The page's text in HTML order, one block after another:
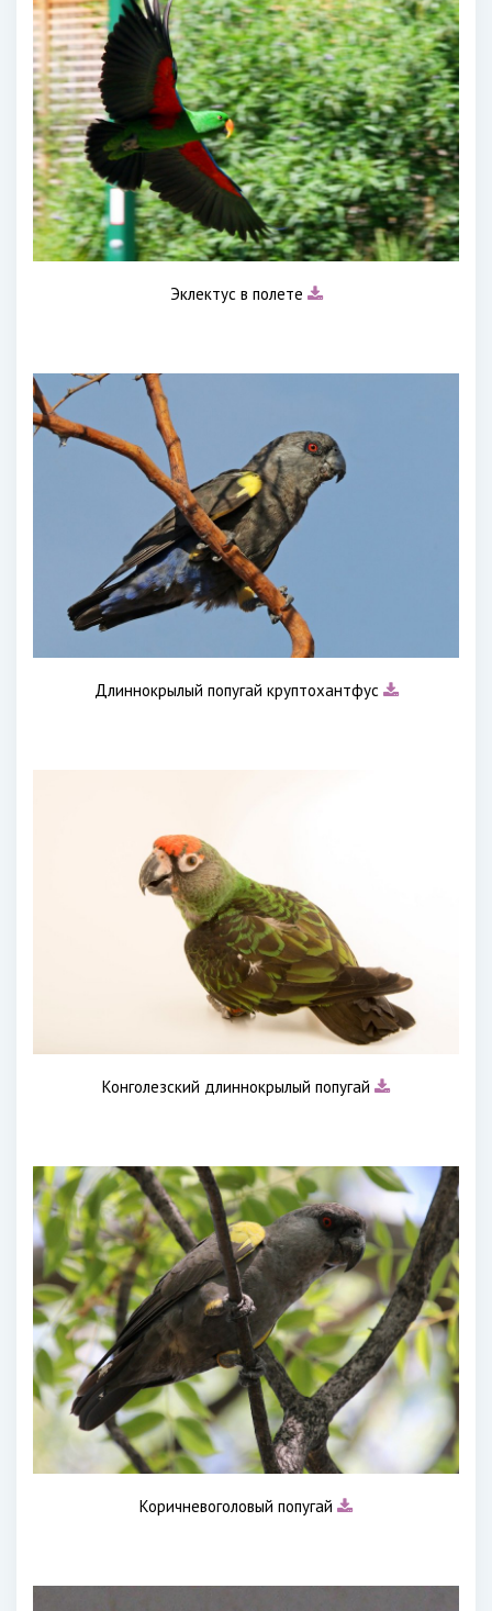
Эклектус в полете
Длиннокрылый попугай круптохантфус
Конголезский длиннокрылый попугай
Коричневоголовый попугай